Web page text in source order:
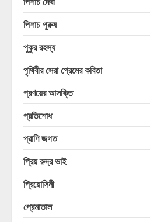
পিশাচ পুরুষ
পুকুর রহস্য
পৃথিবীর সেরা প্রেমের কবিতা
প্রণয়ের আসক্তি
প্রতিশোধ
প্রাণি জগত
প্রিয় রুদ্র ভাই
প্রিয়োসিনী
প্রেমাতাল